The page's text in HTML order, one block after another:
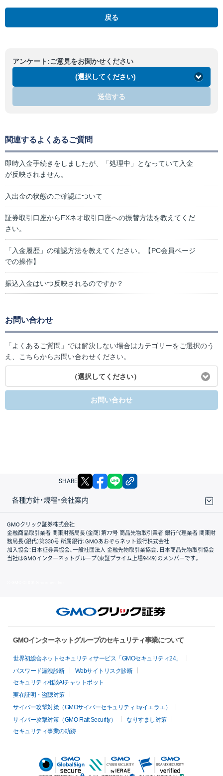
戻る
アンケート:ご意見をお聞かせください
(選択してください)
送信する
関連するよくあるご質問
即時入金手続きをしましたが、「処理中」となっていて入金
が反映されません。
入出金の状態のご確認について
証券取引口座からFXネオ取引口座への振替方法を教えてくだ
さい。
「入金履歴」の確認方法を教えてください。【PC会員ページ
での操作】
振込入金はいつ反映されるのですか？
お問い合わせ
「よくあるご質問」では解決しない場合はカテゴリーをご選択のう
え、こちらからお問い合わせください。
（選択してください）
お問い合わせ
SHARE X facebook
各種方針・規程・会社案内
取引規程・約款
サイトマップ
その他のご案内
個人情報保護方針
最良執行方針
サイトのご利用について
ディスクレイマー
信託保全
リスク説明
会社案内
GMOクリック証券株式会社
金融商品取引業者 関東財務局長（金商）第77号 商品先物取引業者 銀行代理業者 関東財
務局長（銀代）第330号 所属銀行：GMOあおぞらネット銀行株式会社
加入協会：日本証券業協会、一般社団法人 金融先物取引業協会、日本商品先物取引協会
当社はGMOインターネットグループ（東証プライム上場9449）のメンバーです。
GMOインターネットグループのセキュリティ事業について
世界初総合ネットセキュリティサービス「GMOセキュリティ24」
パスワード漏洩診断
Webサイトリスク診断
セキュリティ相談AIチャットボット
実在証明・盗聴対策
サイバー攻撃対策（GMOサイバーセキュリティ byイエラエ）
サイバー攻撃対策（GMO Flatt Security）
なりすまし対策
セキュリティ事業の軌跡